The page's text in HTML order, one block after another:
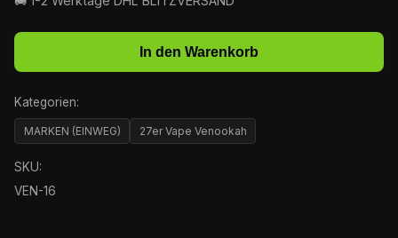
In den Warenkorb
Kategorien:
MARKEN (EINWEG) 27er Vape Venookah
SKU:
VEN-16